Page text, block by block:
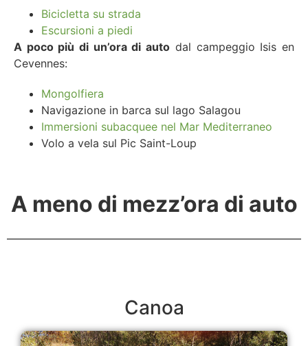
Bicicletta su strada
Escursioni a piedi
A poco più di un’ora di auto dal campeggio Isis en
Cevennes:
Mongolfiera
Navigazione in barca sul lago Salagou
Immersioni subacquee nel Mar Mediterraneo
Volo a vela sul Pic Saint-Loup
A meno di mezz’ora di auto
Canoa